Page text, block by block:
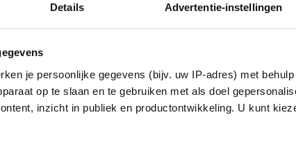
Details Advertentie-instellingen
je persoonlijke gegevens (bijv. uw IP-adres) met
op te slaan en te gebruiken met als doel
inzicht in publiek en productontwikkeling. U kunt